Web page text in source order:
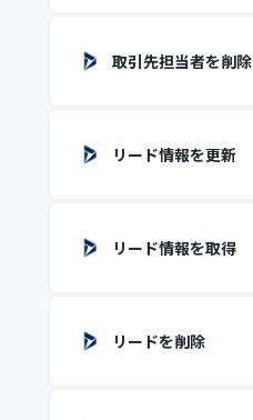
取引先担当者を削除
リード情報を更新
リード情報を取得
リードを削除